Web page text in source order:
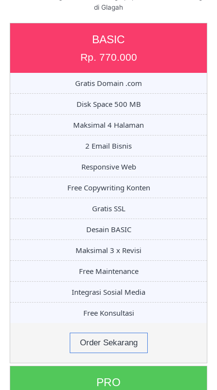
di Glagah
BASIC
Rp. 770.000
Gratis Domain .com
Disk Space 500 MB
Maksimal 4 Halaman
2 Email Bisnis
Responsive Web
Free Copywriting Konten
Gratis SSL
Desain BASIC
Maksimal 3 x Revisi
Free Maintenance
Integrasi Sosial Media
Free Konsultasi
Order Sekarang
PRO